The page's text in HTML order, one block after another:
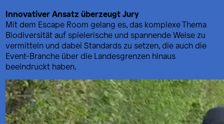
Innovativer Ansatz überzeugt Jury
Mit dem Escape Room gelang es, das komplexe Thema
Biodiversität auf spielerische und spannende Weise zu
vermitteln und dabei Standards zu setzen, die auch die
Event-Branche über die Landesgrenzen hinaus
beeindruckt haben.